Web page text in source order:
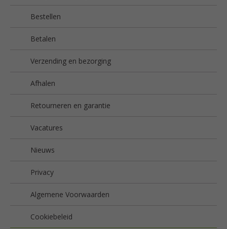
Bestellen
Betalen
Verzending en bezorging
Afhalen
Retourneren en garantie
Vacatures
Nieuws
Privacy
Algemene Voorwaarden
Cookiebeleid